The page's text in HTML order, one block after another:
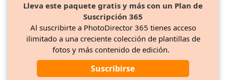
Lleva este paquete gratis y más con un Plan de
Suscripción 365
Al suscribirte a PhotoDirector 365 tienes acceso
ilimitado a una creciente colección de plantillas de
fotos y más contenido de edición.
Suscribirse